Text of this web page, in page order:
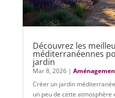
Découvrez les
méditerranéennes
jardin
Mar 8, 2026|
Créer un jardin
un peu de cette